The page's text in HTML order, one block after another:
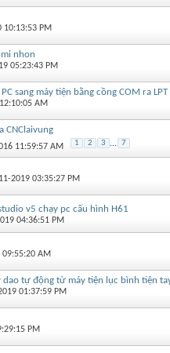
10:13:53 PM
nhon
05:23:43 PM
sang máy tiện bằng cồng COM ra LPT
AM
CNClaivung
11:59:57 AM 1 2 3 ... 7
2019 03:35:27 PM
v5 chạy pc cấu hình H61
04:36:51 PM
09:55:20 AM
dao tự động từ máy tiện lục bình tiện
01:37:59 PM
PM